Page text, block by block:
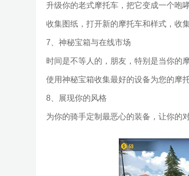
升级你的老式摩托车，把它变成一个咆
收集图纸，打开新的摩托车和样式，收
7、神秘宝箱与在线市场
时间是不等人的，朋友，特别是当你的
使用神秘宝箱收集最好的设备为您的摩
8、展现你的风格
为你的骑手定制最恶心的装备，让你的